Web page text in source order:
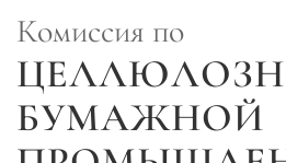
Комиссия по
БУМАЖНОЙ